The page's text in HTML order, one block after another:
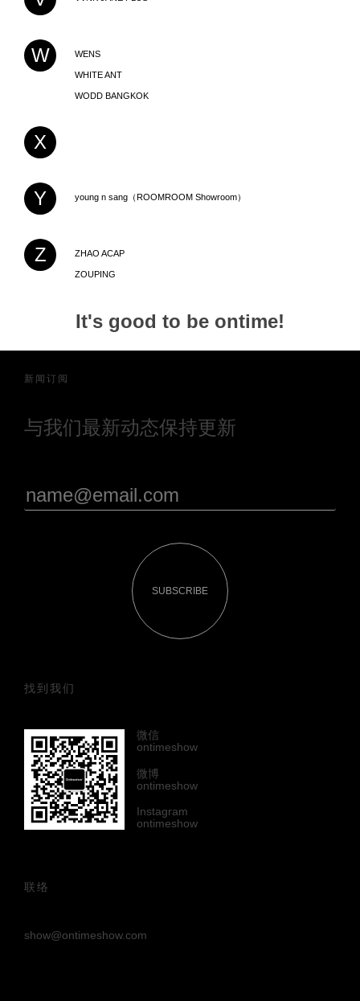
W WENS
WHITE ANT
WODD BANGKOK
X
Y young n sang（ROOMROOM Showroom）
Z ZHAO ACAP
ZOUPING
It's good to be ontime!
新闻订阅
与我们最新动态保持更新
SUBSCRIBE
找到我们
微信
ontimeshow
微博
ontimeshow
Instagram
ontimeshow
联络
show@ontimeshow.com